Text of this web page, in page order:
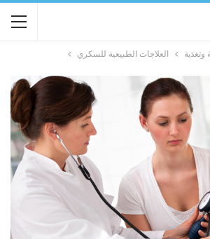
العلاجات الطبيعية للسكري